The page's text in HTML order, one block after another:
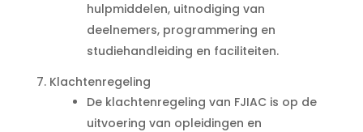
hulpmiddelen, uitnodiging van
deelnemers, programmering en
studiehandleiding en faciliteiten.
7. Klachtenregeling
De klachtenregeling van FJIAC is op de
uitvoering van opleidingen en